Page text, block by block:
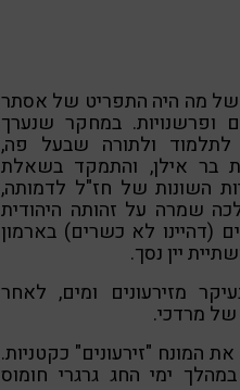
של מה היה התפריט של אסתר
ופרשנויות. במחקר שנערך
ולתורה שבעל פה,
בר אילן, והתמקד בשאלת
השונות של חז"ל לדמותה,
שמרה על זהותה היהודית
(דהיינו לא כשרים) בארמון
יין נסך.
מזירעונים ומים, לאחר
מרדכי.
המונח "זירעונים" כקטניות.
ימי החג גרגרי חומוס